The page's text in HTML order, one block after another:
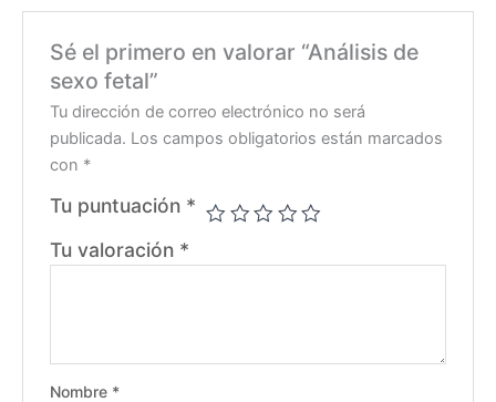
Sé el primero en valorar “Análisis de
sexo fetal”
Tu dirección de correo electrónico no será
publicada. Los campos obligatorios están marcados
con *
Tu puntuación *
Tu valoración *
Nombre *